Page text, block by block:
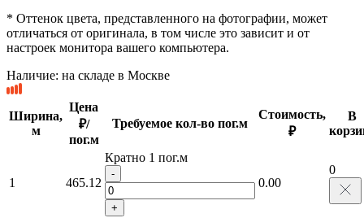
* Оттенок цвета, представленного на фотографии, может
отличаться от оригинала, в том числе это зависит и от
настроек монитора вашего компьютера.
Наличие: на складе в Москве
Ширина,
м
Цена
₽/
пог.м
Требуемое кол-во пог.м
Стоимость,
₽
В
1 465.12
Кратно 1 пог.м
-
+
0.00
0